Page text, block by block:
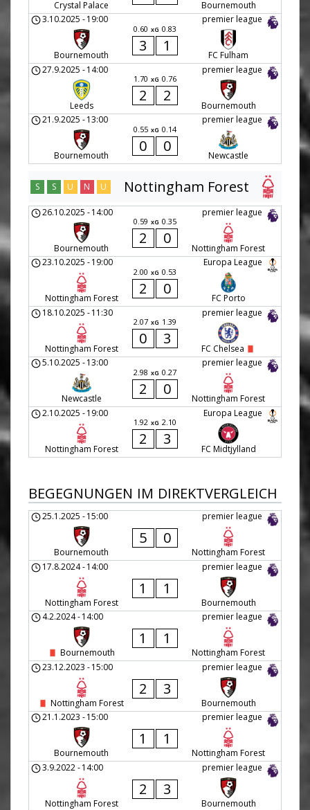
Crystal Palace
Bournemouth
premier league
3.10.2025 -19:00
Bournemouth
0.60 xG 0.83
3 1
FC Fulham
premier league
27.9.2025 -14:00
Leeds
1.70 xG 0.76
2 2
Bournemouth
premier league
21.9.2025 -13:00
Bournemouth
0.55 xG 0.14
0 0
Newcastle
Nottingham Forest
S S U N U
premier league
26.10.2025 -14:00
Bournemouth
0.59 xG 0.35
2 0
Nottingham Forest
Europa League
23.10.2025 -19:00
Nottingham Forest
2.00 xG 0.53
2 0
FC Porto
premier league
18.10.2025 -11:30
Nottingham Forest
2.07 xG 1.39
0 3
FC Chelsea
premier league
5.10.2025 -13:00
Newcastle
2.98 xG 0.27
2 0
Nottingham Forest
Europa League
2.10.2025 -19:00
Nottingham Forest
1.92 xG 2.10
2 3
FC Midtjylland
BEGEGNUNGEN IM DIREKTVERGLEICH
premier league
25.1.2025 -15:00
Bournemouth
5 0
Nottingham Forest
premier league
17.8.2024-14:00
Nottingham Forest
1 1
Bournemouth
premier league
4.2.2024-14:00
Bournemouth
1 1
Nottingham Forest
premier league
23.12.2023 -15:00
Nottingham Forest
2 3
Bournemouth
premier league
21.1.2023 -15:00
Bournemouth
1 1
Nottingham Forest
premier league
3.9.2022-14:00
Nottingham Forest
2 3
Bournemouth